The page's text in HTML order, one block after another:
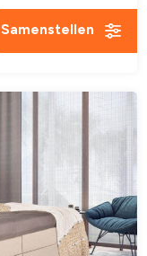
Samenstellen